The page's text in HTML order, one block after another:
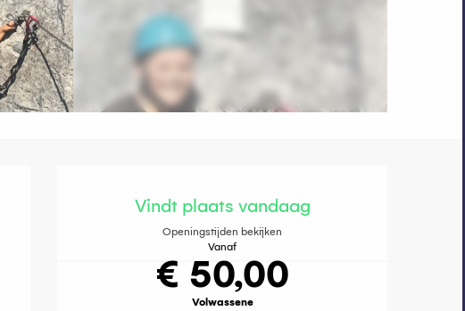
Vindt plaats vandaag
Openingstijden bekijken
Vanaf
€ 50,00
Volwassene